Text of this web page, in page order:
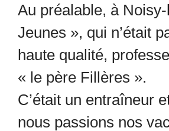
Au préalable, à
Jeunes », qui n’était
haute qualité,
« le père Fillères ».
C’était un entraîneur
nous passions nos